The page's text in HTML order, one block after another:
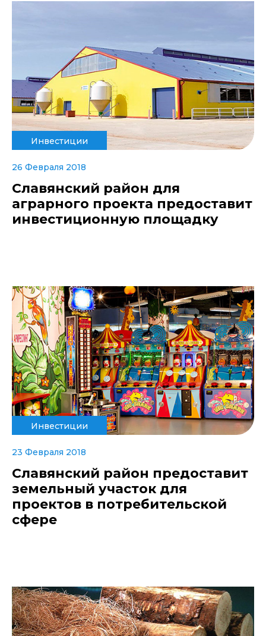
Инвестиции
26 Февраля 2018
Славянский район для
аграрного проекта предоставит
инвестиционную площадку
Инвестиции
23 Февраля 2018
Славянский район предоставит
земельный участок для
проектов в потребительской
сфере